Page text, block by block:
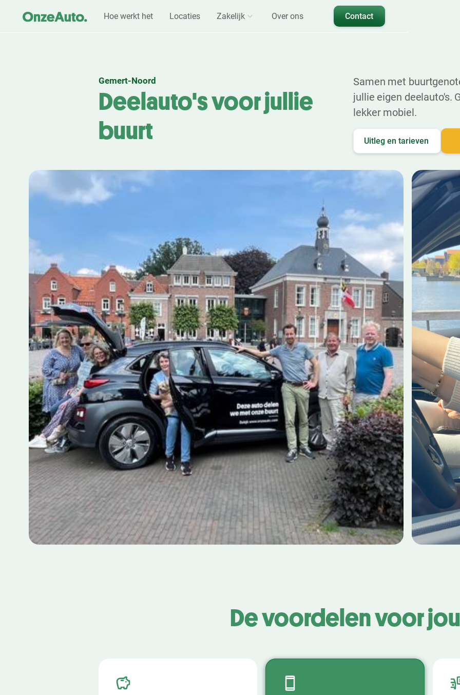
Hoe werkt het Locaties Zakelijk Over ons Contact
Gemert-Noord
Deelauto's voor jullie
buurt
Samen met
jullie eigen deelauto's.
lekker mobiel.
Uitleg en tarieven
De voordelen voor jou